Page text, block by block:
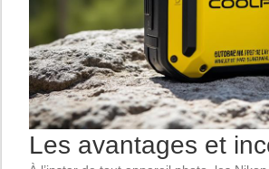
Les avantages et